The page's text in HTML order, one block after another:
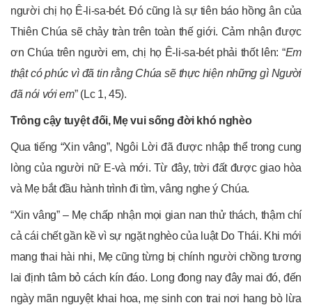
người chị họ Ê-li-sa-bét. Đó cũng là sự tiên báo hồng ân của
Thiên Chúa sẽ chảy tràn trên toàn thế giới. Cảm nhận được
ơn Chúa trên người em, chị họ Ê-li-sa-bét phải thốt lên: “Em
thật có phúc vì đã tin rằng Chúa sẽ thực hiện những gì Người
đã nói với em” (Lc 1, 45).
Trông cậy tuyệt đối, Mẹ vui sống đời khó nghèo
Qua tiếng “Xin vâng”, Ngôi Lời đã được nhập thể trong cung
lòng của người nữ E-và mới. Từ đây, trời đất được giao hòa
và Mẹ bắt đầu hành trình đi tìm, vâng nghe ý Chúa.
“Xin vâng” – Mẹ chấp nhận mọi gian nan thử thách, thậm chí
cả cái chết gần kề vì sự ngặt nghèo của luật Do Thái. Khi mới
mang thai hài nhi, Mẹ cũng từng bị chính người chồng tương
lai định tâm bỏ cách kín đáo. Long đong nay đây mai đó, đến
ngày mãn nguyệt khai hoa, mẹ sinh con trai nơi hang bò lừa